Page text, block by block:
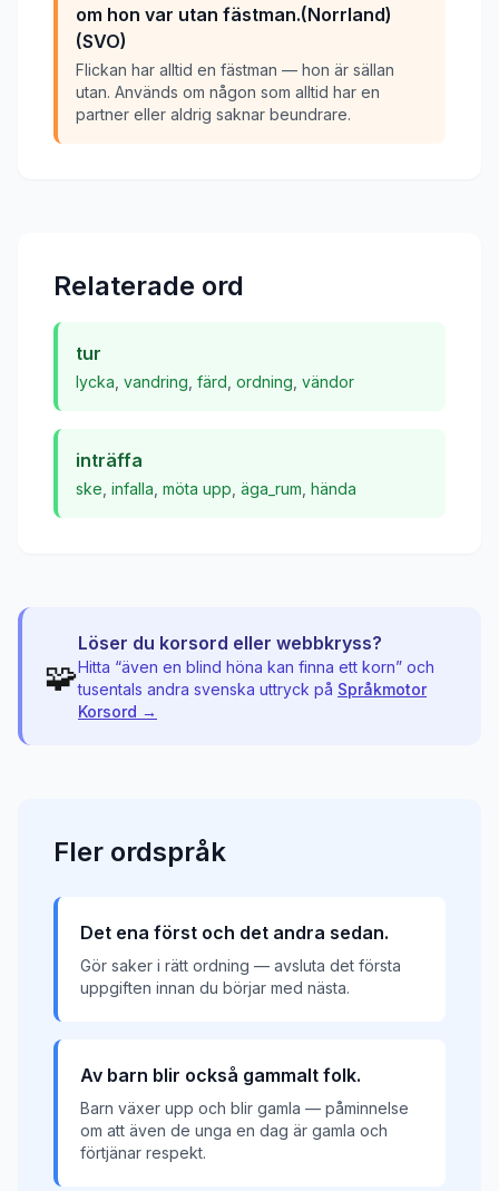
om hon var utan fästman.(Norrland)
(SVO)
Flickan har alltid en fästman — hon är sällan
utan. Används om någon som alltid har en
partner eller aldrig saknar beundrare.
Relaterade ord
tur
lycka vandring färd ordning vändor
inträffa
ske infalla möta upp äga_rum hända
🧩
Löser du korsord eller webbkryss?
Hitta “även en blind höna kan finna ett korn” och
tusentals andra svenska uttryck på Språkmotor
Korsord →
Fler ordspråk
Det ena först och det andra sedan.
Gör saker i rätt ordning — avsluta det första
uppgiften innan du börjar med nästa.
Av barn blir också gammalt folk.
Barn växer upp och blir gamla — påminnelse
om att även de unga en dag är gamla och
förtjänar respekt.